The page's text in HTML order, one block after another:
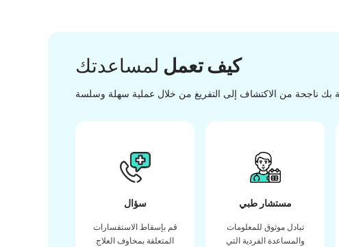
كيف تعمل لمساعدتك
سؤال
قم بإسقاط الاستفسارات
المتعلقة بمخاوف العلاج
مستشار طبي
تبادل موثوق للمعلومات
والمساعدة الفردية التي